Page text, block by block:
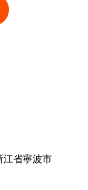
江省寧波市